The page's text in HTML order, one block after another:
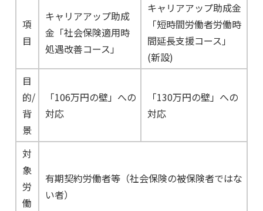
項
目
キャリアアップ助成
金「社会保険適用時
処遇改善コース」
キャリアアップ助成金
「短時間労働者労働時
間延長支援コース」
(新設)
目
的/
背
景
「106万円の壁」への
対応
「130万円の壁」への
対応
対
象
労
働
有期契約労働者等（社会保険の被保険者ではな
い者）